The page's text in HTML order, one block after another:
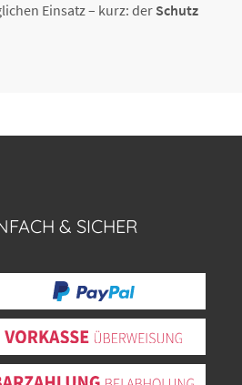
Einsatz – kurz: der Schutz
& SICHER